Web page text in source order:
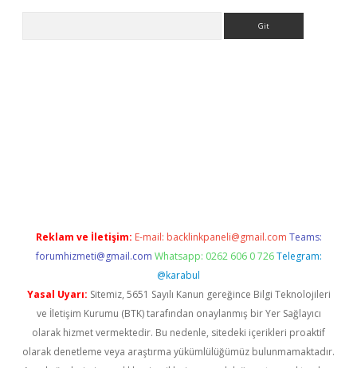
Reklam ve İletişim: E-mail: backlinkpaneli@gmail.com Teams:
forumhizmeti@gmail.com Whatsapp: 0262 606 0 726 Telegram:
@karabul
Yasal Uyarı: Sitemiz, 5651 Sayılı Kanun gereğince Bilgi Teknolojileri
ve İletişim Kurumu (BTK) tarafından onaylanmış bir Yer Sağlayıcı
olarak hizmet vermektedir. Bu nedenle, sitedeki içerikleri proaktif
olarak denetleme veya araştırma yükümlülüğümüz bulunmamaktadır.